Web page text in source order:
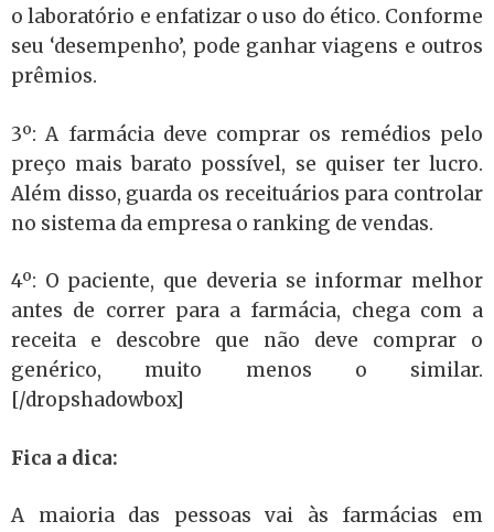
o laboratório e enfatizar o uso do ético. Conforme
seu ‘desempenho’, pode ganhar viagens e outros
prêmios.
3º: A farmácia deve comprar os remédios pelo
preço mais barato possível, se quiser ter lucro.
Além disso, guarda os receituários para controlar
no sistema da empresa o ranking de vendas.
4º: O paciente, que deveria se informar melhor
antes de correr para a farmácia, chega com a
receita e descobre que não deve comprar o
genérico, muito menos o similar.
[/dropshadowbox]
Fica a dica:
A maioria das pessoas vai às farmácias em